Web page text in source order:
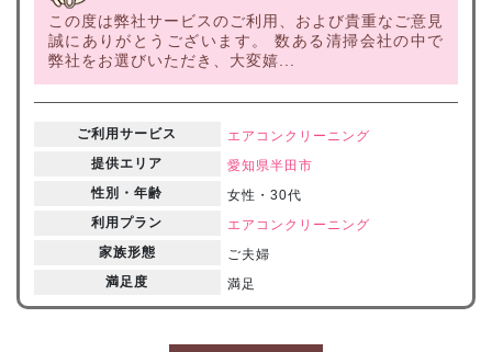
この度は弊社サービスのご利用、および貴重なご意見
誠にありがとうございます。 数ある清掃会社の中で
弊社をお選びいただき、大変嬉...
ご利用サービス
エアコンクリーニング
提供エリア
愛知県半田市
性別・年齢
女性・30代
利用プラン
エアコンクリーニング
家族形態
ご夫婦
満足度
満足